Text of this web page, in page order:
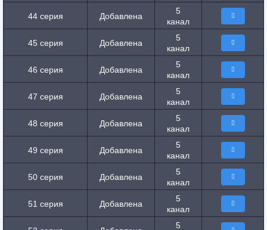
44 серия Добавлена
5
канал
45 серия Добавлена
5
канал
46 серия Добавлена
5
канал
47 серия Добавлена
5
канал
48 серия Добавлена
5
канал
49 серия Добавлена
5
канал
50 серия Добавлена
5
канал
51 серия Добавлена
5
канал
5